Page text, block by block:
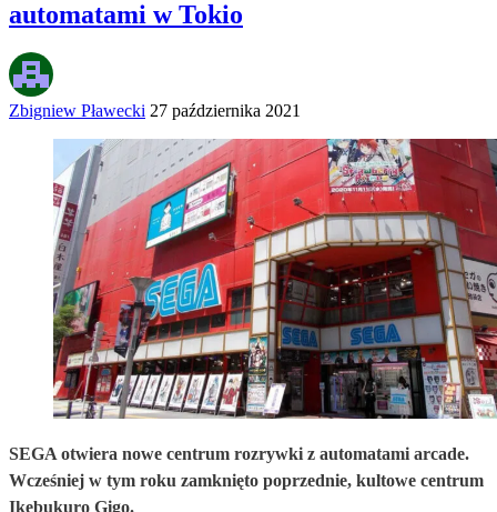
automatami w Tokio
Zbigniew Pławecki 27 października 2021
SEGA otwiera nowe centrum rozrywki z automatami arcade.
Wcześniej w tym roku zamknięto poprzednie, kultowe centrum
Ikebukuro Gigo.